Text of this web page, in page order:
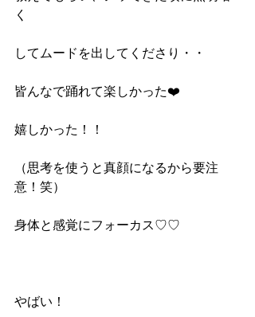
く
してムードを出してくださり・・
皆んなで踊れて楽しかった❤️
嬉しかった！！
（思考を使うと真顔になるから要注
意！笑）
身体と感覚にフォーカス♡♡
やばい！